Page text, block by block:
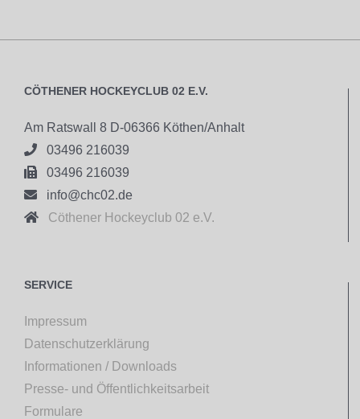
CÖTHENER HOCKEYCLUB 02 E.V.
Am Ratswall 8 D-06366 Köthen/Anhalt
 03496 216039
 03496 216039
 info@chc02.de
 Cöthener Hockeyclub 02 e.V.
SERVICE
Impressum
Datenschutzerklärung
Informationen / Downloads
Presse- und Öffentlichkeitsarbeit
Formulare